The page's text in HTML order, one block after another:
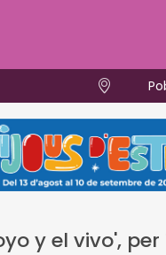
y el vivo',